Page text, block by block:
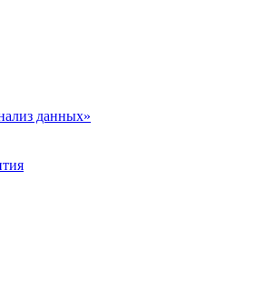
данных»